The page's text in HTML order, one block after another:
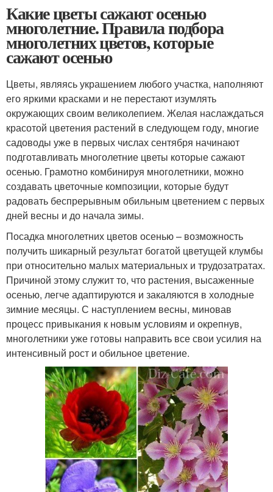
Какие цветы сажают осенью
многолетние. Правила подбора
многолетних цветов, которые
сажают осенью
Цветы, являясь украшением любого участка, наполняют
его яркими красками и не перестают изумлять
окружающих своим великолепием. Желая наслаждаться
красотой цветения растений в следующем году, многие
садоводы уже в первых числах сентября начинают
подготавливать многолетние цветы которые сажают
осенью. Грамотно комбинируя многолетники, можно
создавать цветочные композиции, которые будут
радовать беспрерывным обильным цветением с первых
дней весны и до начала зимы.
Посадка многолетних цветов осенью – возможность
получить шикарный результат богатой цветущей клумбы
при относительно малых материальных и трудозатратах.
Причиной этому служит то, что растения, высаженные
осенью, легче адаптируются и закаляются в холодные
зимние месяцы. С наступлением весны, миновав
процесс привыкания к новым условиям и окрепнув,
многолетники уже готовы направить все свои усилия на
интенсивный рост и обильное цветение.